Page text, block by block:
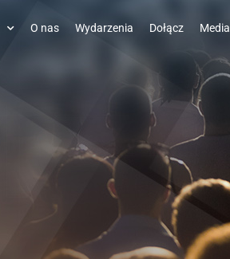
O nas Wydarzenia Dołącz Media